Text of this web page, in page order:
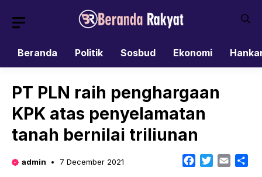
Beranda
Politik Sosbud Ekonomi
PT PLN raih penghargaan
KPK atas penyelamatan
tanah bernilai triliunan
admin 7 December 2021 Facebook
TwitterEmail